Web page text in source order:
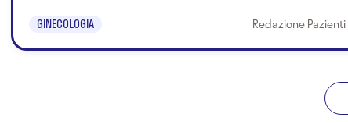
GINECOLOGIA Redazione Pazienti